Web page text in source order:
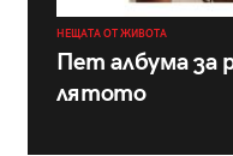
НЕЩАТА ОТ ЖИВОТА
Пет албума за
лятото